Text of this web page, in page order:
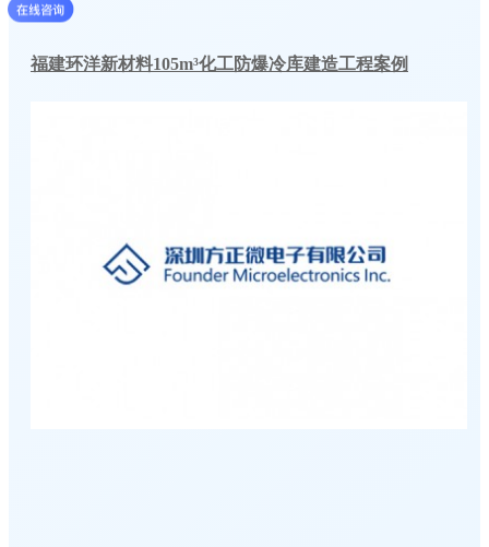
福建环洋新材料105m³化工防爆冷库建造工程案例